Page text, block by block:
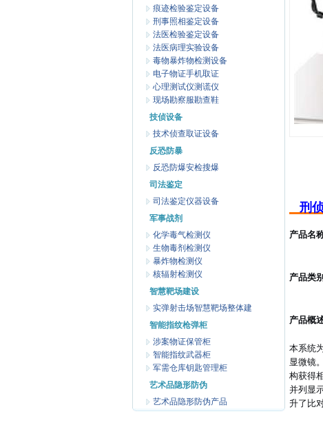
痕迹检验鉴定设备
刑事照相鉴定设备
法医检验鉴定设备
法医病理实验设备
毒物暴炸物检测设备
电子物证手机取证
心理测试仪测谎仪
现场勘察服勘查鞋
技侦设备
技术侦查取证设备
反恐防暴
反恐防爆安检搜爆
司法鉴定
司法鉴定仪器设备
军事战剂
化学毒气检测仪
生物毒剂检测仪
暴炸物检测仪
核辐射检测仪
智慧靶场建设
实弹射击场智慧靶场整体建
智能指纹枪弹柜
涉案物证保管柜
智能指纹武器柜
军需仓库钥匙管理柜
艺术品隐形防伪
艺术品隐形防伪产品
刑
产品名
产品类
产品概
本系统
显微镜
构获得
并列显
升了比